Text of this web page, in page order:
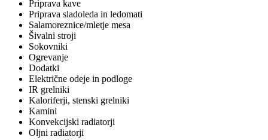
Priprava kave
Priprava sladoleda in ledomati
Salamoreznice/mletje mesa
Šivalni stroji
Sokovniki
Ogrevanje
Dodatki
Električne odeje in podloge
IR grelniki
Kaloriferji, stenski grelniki
Kamini
Konvekcijski radiatorji
Oljni radiatorji